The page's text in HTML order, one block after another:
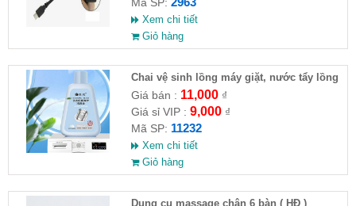
Xem chi tiết
Giỏ hàng
Chai vệ sinh lồng máy giặt, nước tẩy lồng
máy giặt CLEANING FLUID
Giá bán : 11,000₫
Giá sỉ VIP : 9,000₫
Mã SP: 11232
Xem chi tiết
Giỏ hàng
Dụng cụ massage chân 6 bàn ( HĐ )